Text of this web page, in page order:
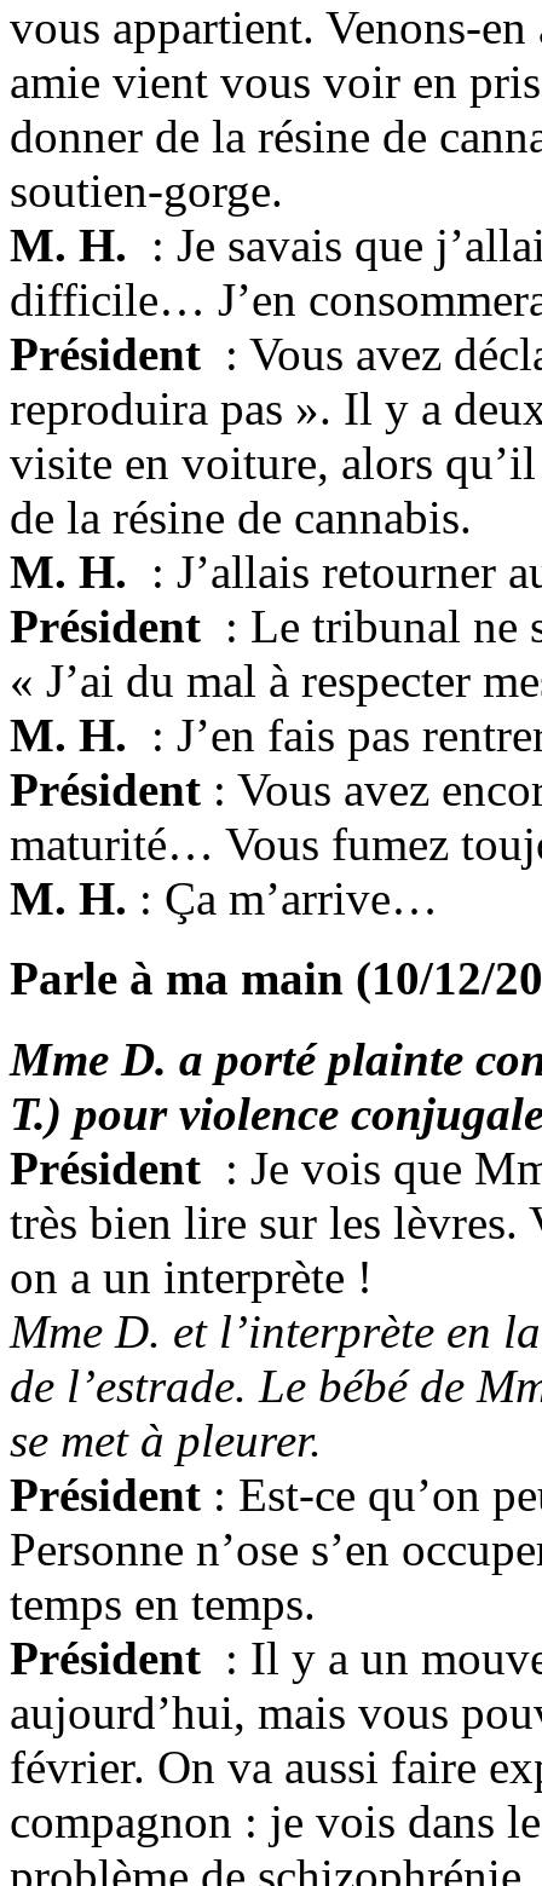
vous appartient. Venons-
amie vient vous voir en
donner de la résine de
soutien-gorge.
M. H. : Je savais que
difficile… J’en
Président : Vous avez
reproduira pas ». Il y a
visite en voiture, alors
de la résine de cannabis.
M. H. : J’allais retourner
Président : Le tribunal ne
« J’ai du mal à respecter
M. H. : J’en fais pas
Président : Vous avez
maturité… Vous fumez
M. H. : Ça m’arrive…
Parle à ma main (10/12/
Mme D. a porté plainte
T.) pour violence
Président : Je vois que
très bien lire sur les
on a un interprète !
Mme D. et l’interprète en
de l’estrade. Le bébé de
se met à pleurer.
Président : Est-ce qu’on
Personne n’ose s’en
temps en temps.
Président : Il y a un
aujourd’hui, mais vous
février. On va aussi faire
compagnon : je vois dans
problème de